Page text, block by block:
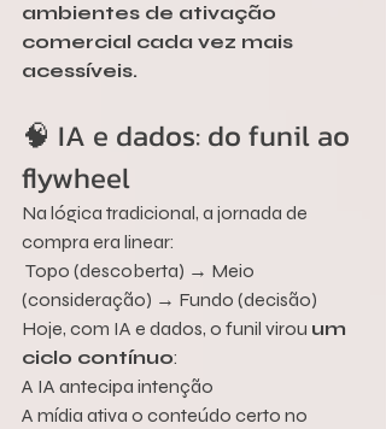
ambientes de ativação
comercial cada vez mais
acessíveis.
🧠 IA e dados: do funil ao
flywheel
Na lógica tradicional, a jornada de
compra era linear:
Topo (descoberta) → Meio
(consideração) → Fundo (decisão)
Hoje, com IA e dados, o funil virou um
ciclo contínuo:
A IA antecipa intenção
A mídia ativa o conteúdo certo no